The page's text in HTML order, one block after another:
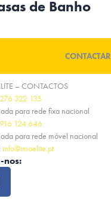
de Banho
CONTACTAR
– CONTACTOS
322 135
para rede fixa nacional
124 646
para rede móvel nacional
info@imoelite.pt
nos: